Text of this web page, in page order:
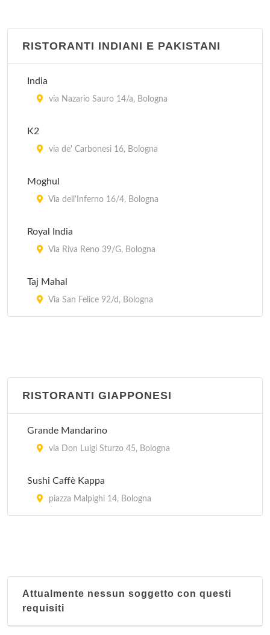
RISTORANTI INDIANI E PAKISTANI
India
via Nazario Sauro 14/a, Bologna
K2
via de' Carbonesi 16, Bologna
Moghul
Via dell'Inferno 16/4, Bologna
Royal India
Via Riva Reno 39/G, Bologna
Taj Mahal
Via San Felice 92/d, Bologna
RISTORANTI GIAPPONESI
Grande Mandarino
via Don Luigi Sturzo 45, Bologna
Sushi Caffè Kappa
piazza Malpighi 14, Bologna
Attualmente nessun soggetto con questi
requisiti